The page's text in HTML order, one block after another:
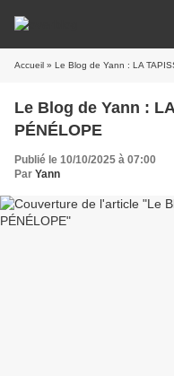
Accueil » Le Blog de Yann : LA
Le Blog de Yann :
PÉNÉLOPE
Publié le 10/10/2025 à 07:00
Par Yann